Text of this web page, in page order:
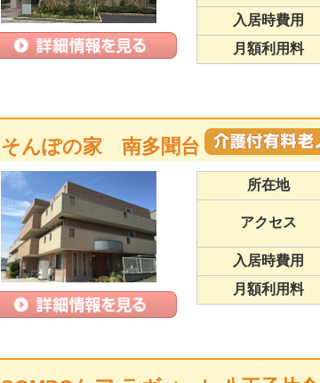
入居時費用
月額利用料
そんぽの家 南多聞台
所在地
アクセス
入居時費用
月額利用料